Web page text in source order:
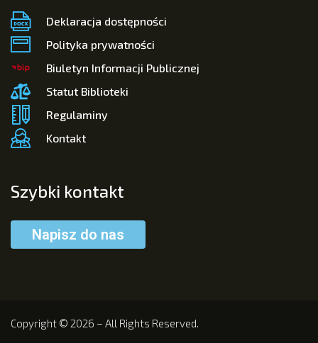
Deklaracja dostępności
Polityka prywatności
Biuletyn Informacji Publicznej
Statut Biblioteki
Regulaminy
Kontakt
Szybki kontakt
Napisz do nas
Copyright © 2026 – All Rights Reserved.